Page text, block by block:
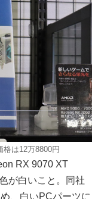
は12万8800円
RX 9070 XT
が白いこと。同社
、白いPCパーツに